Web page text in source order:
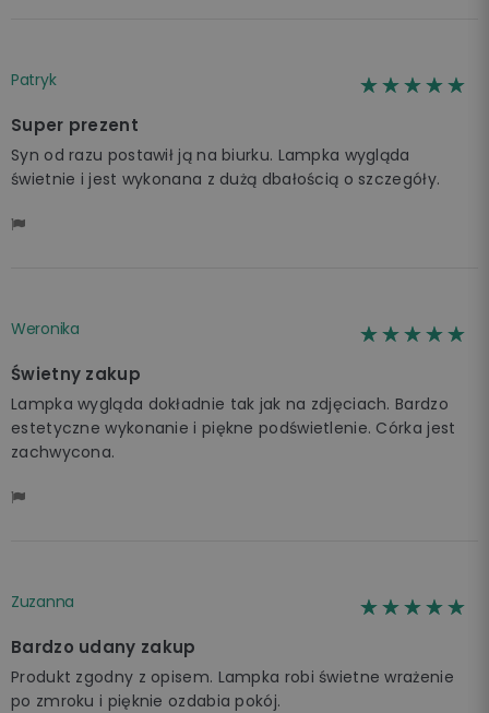
Patryk ☆☆☆☆☆
★★★★★
Super prezent
Syn od razu postawił ją na biurku. Lampka wygląda
świetnie i jest wykonana z dużą dbałością o szczegóły.
Weronika ☆☆☆☆☆
★★★★★
Świetny zakup
Lampka wygląda dokładnie tak jak na zdjęciach. Bardzo
estetyczne wykonanie i piękne podświetlenie. Córka jest
zachwycona.
Zuzanna ☆☆☆☆☆
★★★★★
Bardzo udany zakup
Produkt zgodny z opisem. Lampka robi świetne wrażenie
po zmroku i pięknie ozdabia pokój.